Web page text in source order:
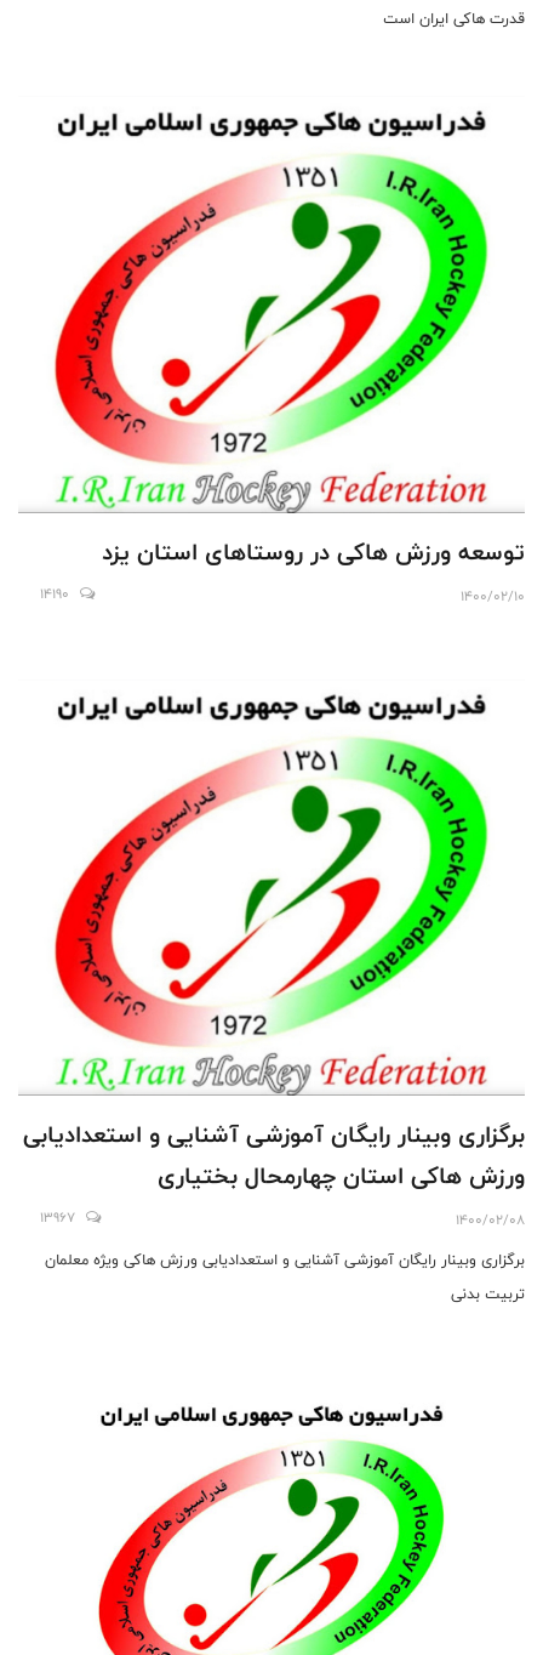
قدرت هاکی ایران است
توسعه ورزش هاکی در روستاهای استان یزد
1400/02/10
14190
برگزاری وبینار رایگان آموزشی آشنایی و استعدادیابی
ورزش هاکی استان چهارمحال بختیاری
1400/02/08
13967
برگزاری وبینار رایگان آموزشی آشنایی و استعدادیابی ورزش هاکی ویژه معلمان
تربیت بدنی